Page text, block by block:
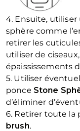
4. Ensuite,
sphère comme
retirer les
utiliser de
épaississements
5. Utiliser
ponce Stone
d’éliminer
6. Retirer toute la
brush.